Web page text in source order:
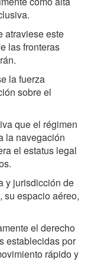
atraviese este
las fronteras
la fuerza
sobre el
que el régimen
la navegación
el estatus legal
y jurisdicción de
su espacio aéreo,
el derecho
establecidas por
rápido y